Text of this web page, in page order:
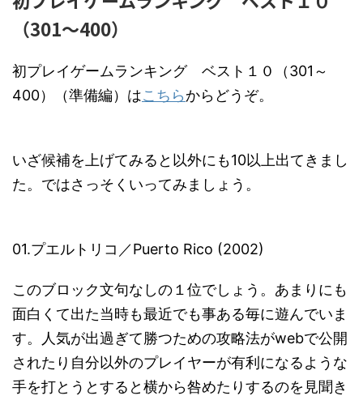
（301～400）
初プレイゲームランキング ベスト１０（301～
400）（準備編）はこちらからどうぞ。
いざ候補を上げてみると以外にも10以上出てきまし
た。ではさっそくいってみましょう。
01.プエルトリコ／Puerto Rico (2002)
このブロック文句なしの１位でしょう。あまりにも
面白くて出た当時も最近でも事ある毎に遊んでいま
す。人気が出過ぎて勝つための攻略法がwebで公開
されたり自分以外のプレイヤーが有利になるような
手を打とうとすると横から咎めたりするのを見聞き